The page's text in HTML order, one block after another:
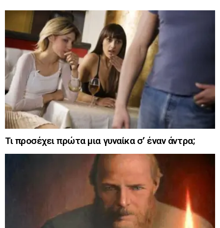
Τι προσέχει πρώτα μια γυναίκα σ’ έναν άντρα;